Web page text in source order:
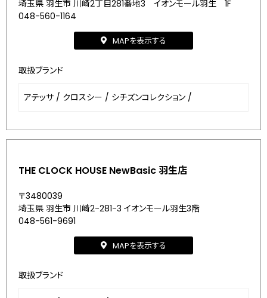
埼玉県 羽生市 川崎2丁目281番地3 イオンモール羽生 1F
048-560-1164
MAPを表示する
取扱ブランド
アテッサ / クロスシー / シチズンコレクション /
THE CLOCK HOUSE NewBasic 羽生店
〒3480039
埼玉県 羽生市 川崎2-281-3 イオンモール羽生3階
048-561-9691
MAPを表示する
取扱ブランド